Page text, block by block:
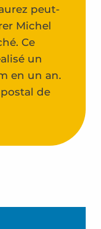
peut-
Michel
Ce
un
en un an.
postal de